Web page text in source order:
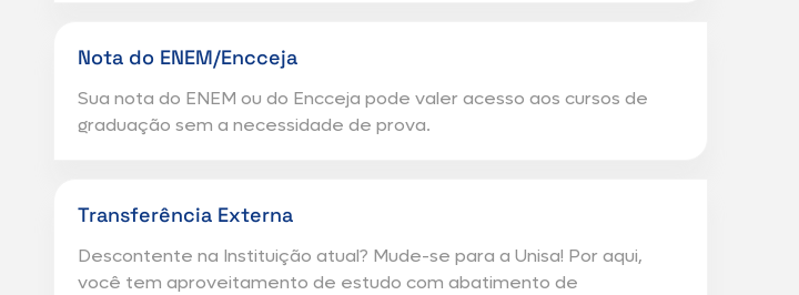
Nota do ENEM/Encceja
Sua nota do ENEM ou do Encceja pode valer acesso aos cursos de
graduação sem a necessidade de prova.
Transferência Externa
Descontente na Instituição atual? Mude-se para a Unisa! Por aqui,
você tem aproveitamento de estudo com abatimento de